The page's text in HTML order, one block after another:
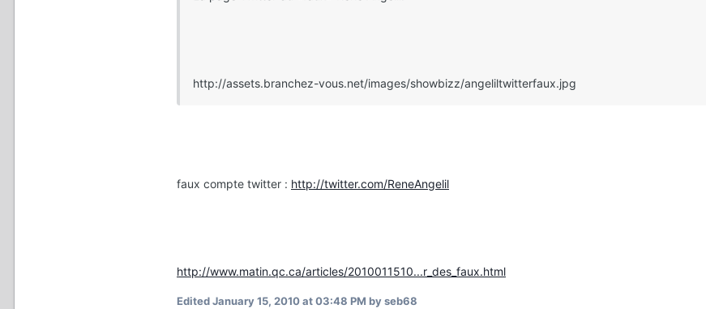
http://assets.branchez-vous.net/images/showbizz/angeliltwitterfaux.jpg
faux compte twitter : http://twitter.com/ReneAngelil
http://www.matin.qc.ca/articles/2010011510...r_des_faux.html
EditedJanuary 15, 2010 at 03:48 PM by seb68